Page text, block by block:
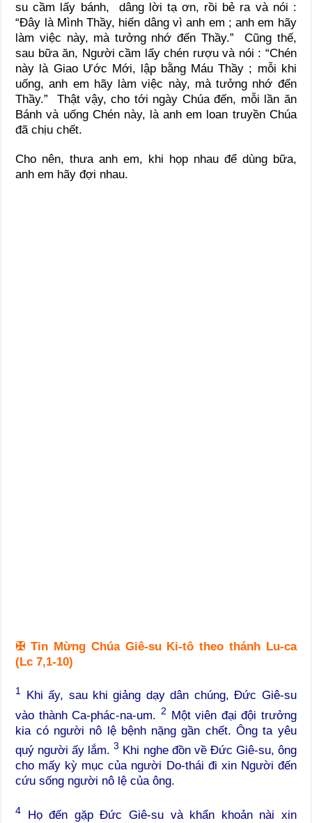
su cầm lấy bánh, dâng lời tạ ơn, rồi bẻ ra và nói :
“Đây là Mình Thầy, hiến dâng vì anh em ; anh em hãy
làm việc này, mà tưởng nhớ đến Thầy.” Cũng thế,
sau bữa ăn, Người cầm lấy chén rượu và nói : “Chén
này là Giao Ước Mới, lập bằng Máu Thầy ; mỗi khi
uống, anh em hãy làm việc này, mà tưởng nhớ đến
Thầy.” Thật vậy, cho tới ngày Chúa đến, mỗi lần ăn
Bánh và uống Chén này, là anh em loan truyền Chúa
đã chịu chết.
Cho nên, thưa anh em, khi họp nhau để dùng bữa,
anh em hãy đợi nhau.
✠Tin Mừng Chúa Giê-su Ki-tô theo thánh Lu-ca
(Lc 7,1-10)
1
Khi ấy, sau khi giảng dạy dân chúng, Đức Giê-su
vào thành Ca-phác-na-um. 2 Một viên đại đội trưởng
kia có người nô lệ bệnh nặng gần chết. Ông ta yêu
quý người ấy lắm.3 Khi nghe đồn về Đức Giê-su, ông
cho mấy kỳ mục của người Do-thái đi xin Người đến
cứu sống người nô lệ của ông.
4
Họ đến gặp Đức Giê-su và khẩn khoản nài xin